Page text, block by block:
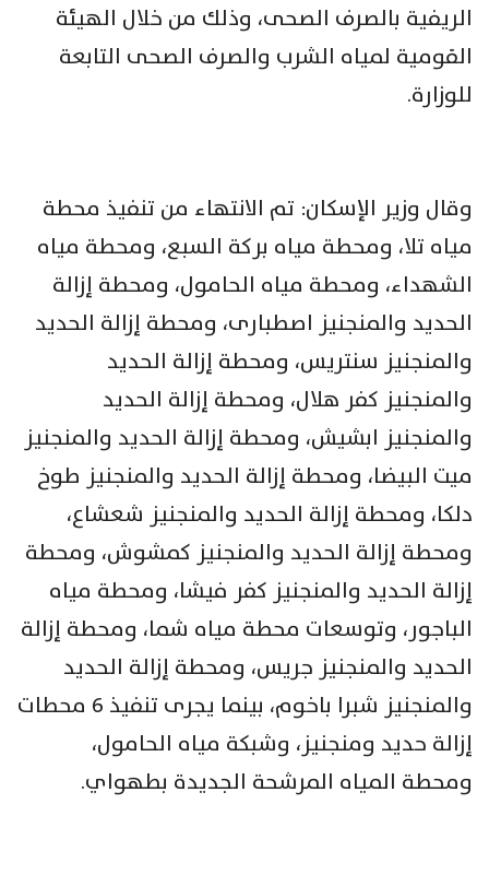
الريفية بالصرف الصحى، وذلك من خلال الهيئة
القومية لمياه الشرب والصرف الصحى التابعة
للوزارة.
وقال وزير الإسكان: تم الانتهاء من تنفيذ محطة
مياه تلا، ومحطة مياه بركة السبع، ومحطة مياه
الشهداء، ومحطة مياه الحامول، ومحطة إزالة
الحديد والمنجنيز اصطبارى، ومحطة إزالة الحديد
والمنجنيز سنتريس، ومحطة إزالة الحديد
والمنجنيز كفر هلال، ومحطة إزالة الحديد
والمنجنيز ابشيش، ومحطة إزالة الحديد والمنجنيز
ميت البيضا، ومحطة إزالة الحديد والمنجنيز طوخ
دلكا، ومحطة إزالة الحديد والمنجنيز شعشاع،
ومحطة إزالة الحديد والمنجنيز كمشوش، ومحطة
إزالة الحديد والمنجنيز كفر فيشا، ومحطة مياه
الباجور، وتوسعات محطة مياه شما، ومحطة إزالة
الحديد والمنجنيز جريس، ومحطة إزالة الحديد
والمنجنيز شبرا باخوم، بينما يجرى تنفيذ 6 محطات
إزالة حديد ومنجنيز، وشبكة مياه الحامول،
ومحطة المياه المرشحة الجديدة بطهواي.